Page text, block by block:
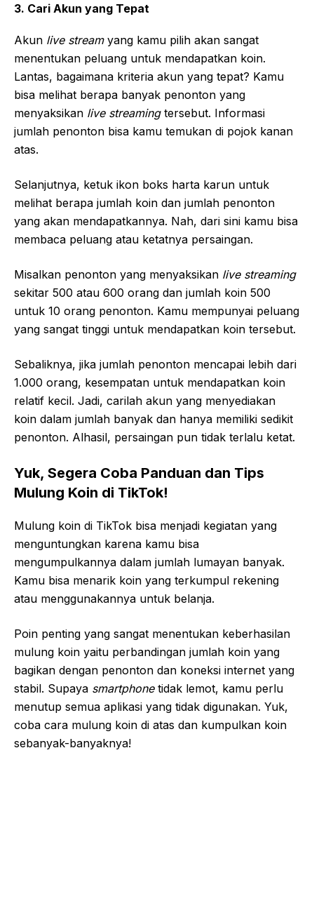
3. Cari Akun yang Tepat
Akun live stream yang kamu pilih akan sangat
menentukan peluang untuk mendapatkan koin.
Lantas, bagaimana kriteria akun yang tepat? Kamu
bisa melihat berapa banyak penonton yang
menyaksikan live streaming tersebut. Informasi
jumlah penonton bisa kamu temukan di pojok kanan
atas.
Selanjutnya, ketuk ikon boks harta karun untuk
melihat berapa jumlah koin dan jumlah penonton
yang akan mendapatkannya. Nah, dari sini kamu bisa
membaca peluang atau ketatnya persaingan.
Misalkan penonton yang menyaksikan live streaming
sekitar 500 atau 600 orang dan jumlah koin 500
untuk 10 orang penonton. Kamu mempunyai peluang
yang sangat tinggi untuk mendapatkan koin tersebut.
Sebaliknya, jika jumlah penonton mencapai lebih dari
1.000 orang, kesempatan untuk mendapatkan koin
relatif kecil. Jadi, carilah akun yang menyediakan
koin dalam jumlah banyak dan hanya memiliki sedikit
penonton. Alhasil, persaingan pun tidak terlalu ketat.
Yuk, Segera Coba Panduan dan Tips
Mulung Koin di TikTok!
Mulung koin di TikTok bisa menjadi kegiatan yang
menguntungkan karena kamu bisa
mengumpulkannya dalam jumlah lumayan banyak.
Kamu bisa menarik koin yang terkumpul rekening
atau menggunakannya untuk belanja.
Poin penting yang sangat menentukan keberhasilan
mulung koin yaitu perbandingan jumlah koin yang
bagikan dengan penonton dan koneksi internet yang
stabil. Supaya smartphone tidak lemot, kamu perlu
menutup semua aplikasi yang tidak digunakan. Yuk,
coba cara mulung koin di atas dan kumpulkan koin
sebanyak-banyaknya!